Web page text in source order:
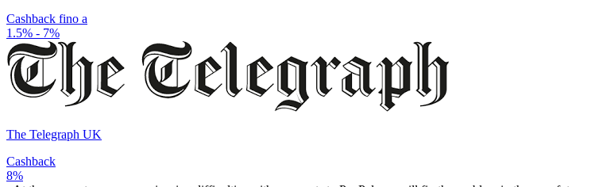
Cashback fino a
1.5% - 7%
The Telegraph UK
Cashback
8%